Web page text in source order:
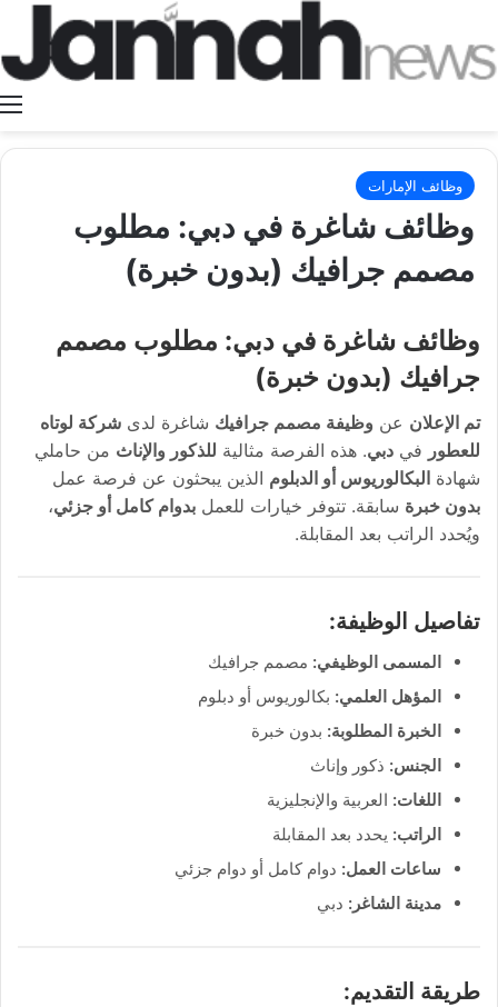
وظائف الإمارات
وظائف شاغرة في دبي: مطلوب
مصمم جرافيك (بدون خبرة)
وظائف شاغرة في دبي: مطلوب مصمم
جرافيك (بدون خبرة)
تم الإعلان عن وظيفة مصمم جرافيك شاغرة لدى شركة لوتاه
للعطور في دبي. هذه الفرصة مثالية للذكور والإناث من حاملي
شهادة البكالوريوس أو الدبلوم الذين يبحثون عن فرصة عمل
بدون خبرة سابقة. تتوفر خيارات للعمل بدوام كامل أو جزئي،
ويُحدد الراتب بعد المقابلة.
تفاصيل الوظيفة:
المسمى الوظيفي: مصمم جرافيك
المؤهل العلمي: بكالوريوس أو دبلوم
الخبرة المطلوبة: بدون خبرة
الجنس: ذكور وإناث
اللغات: العربية والإنجليزية
الراتب: يحدد بعد المقابلة
ساعات العمل: دوام كامل أو دوام جزئي
مدينة الشاغر: دبي
طريقة التقديم: